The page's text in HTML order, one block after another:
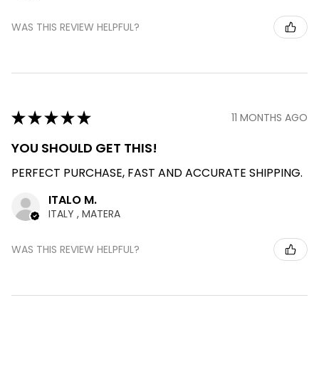
WAS THIS REVIEW HELPFUL?
★★★★★ 11 MONTHS AGO
YOU SHOULD GET THIS!
PERFECT PURCHASE, FAST AND ACCURATE SHIPPING.
ITALO M.
ITALY , MATERA
WAS THIS REVIEW HELPFUL?